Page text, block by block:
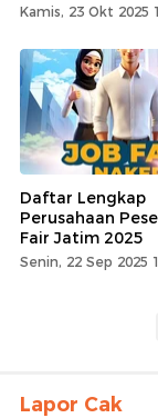
Kamis, 23 Okt 2025
Daftar Lengkap
Perusahaan
Fair Jatim 2025
Senin, 22 Sep 2025
Lapor Cak